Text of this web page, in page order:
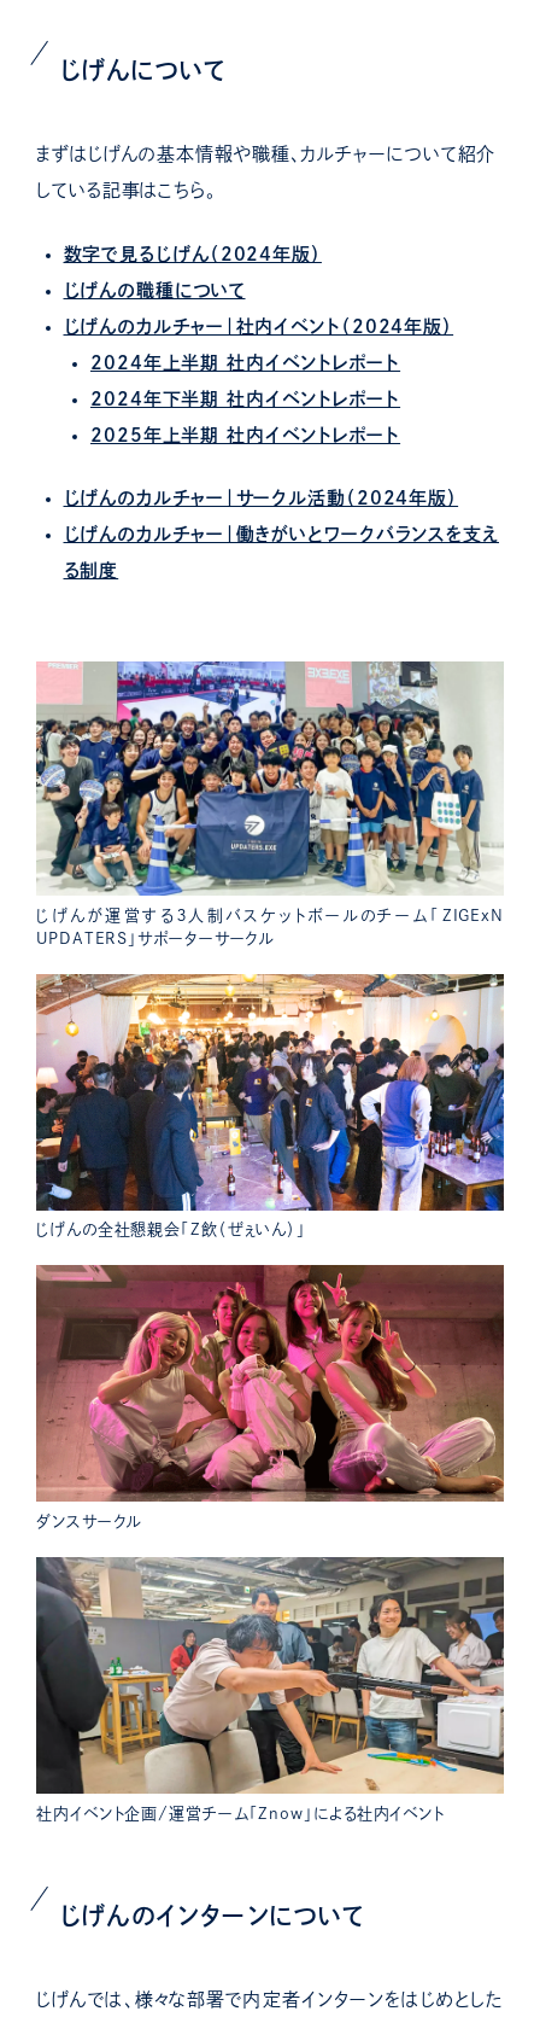
じげんについて
まずはじげんの基本情報や職種、カルチャーについて紹介
している記事はこちら。
数字で見るじげん（2024年版）
じげんの職種について
じげんのカルチャー｜社内イベント（2024年版）
2024年上半期 社内イベントレポート
2024年下半期 社内イベントレポート
2025年上半期 社内イベントレポート
じげんのカルチャー｜サークル活動（2024年版）
じげんのカルチャー｜働きがいとワークバランスを支え
る制度
じげんが運営する３人制バスケットボールのチーム「ZIGExN
UPDATERS」サポーターサークル
じげんの全社懇親会「Z飲（ぜぇいん）」
ダンスサークル
社内イベント企画/運営チーム「Znow」による社内イベント
じげんのインターンについて
じげんでは、様々な部署で内定者インターンをはじめとした